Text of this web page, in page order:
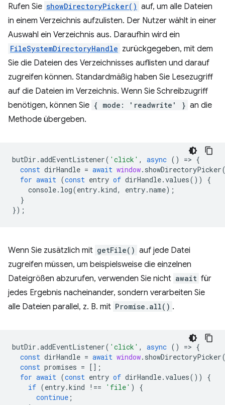
Rufen Sie showDirectoryPicker() auf, um alle Dateien
in einem Verzeichnis aufzulisten. Der Nutzer wählt in einer
Auswahl ein Verzeichnis aus. Daraufhin wird ein
FileSystemDirectoryHandle zurückgegeben, mit dem
Sie die Dateien des Verzeichnisses auflisten und darauf
zugreifen können. Standardmäßig haben Sie Lesezugriff
auf die Dateien im Verzeichnis. Wenn Sie Schreibzugriff
benötigen, können Sie { mode: 'readwrite' } an die
Methode übergeben.
butDir .addEventListener( 'click' , async () => {
const dirHandle = await window. showDirectoryPicker
for await (const entry of dirHandle.values())
{
console. log(entry.kind, entry.name);
}
});
Wenn Sie zusätzlich mit getFile() auf jede Datei
zugreifen müssen, um beispielsweise die einzelnen
Dateigrößen abzurufen, verwenden Sie nicht await für
jedes Ergebnis nacheinander, sondern verarbeiten Sie
alle Dateien parallel, z. B. mit Promise.all() .
butDir .addEventListener( 'click' , async () => {
const dirHandle = await window. showDirectoryPicker
const promises = [];
for await (const entry of dirHandle.values())
{
if (entry.kind !== 'file' )
{
continue ;